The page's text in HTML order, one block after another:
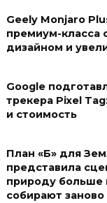
Geely Monjaro
премиум-класса
дизайном и
Google
трекера Pixel
и стоимость
План «Б» для
представила
природу больше
собирают заново